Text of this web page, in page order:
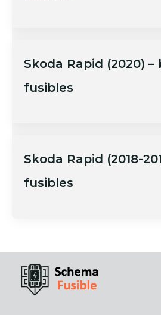
Skoda Rapid (2020) –
fusibles
Skoda Rapid (2018-
fusibles